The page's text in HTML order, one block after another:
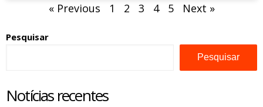
« Previous 1 2 3 4 5 Next »
Pesquisar
Pesquisar
Notícias recentes